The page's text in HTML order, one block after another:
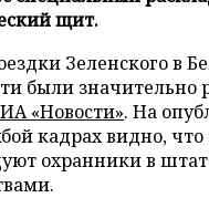
щит.
Зеленского в
были
«Новости». На
кадрах видно,
охранники в